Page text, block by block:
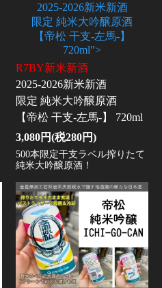
2025-2026新米新酒
限定 純米大吟醸原酒
【帝松 干支-左馬-】
720ml">
R7BY新米新酒
2025-2026新米新酒
限定 純米大吟醸原酒
【帝松 干支-左馬-】 720ml
3,080円(税280円)
500本限定干支ラベル搾りたて
純米大吟醸原酒！